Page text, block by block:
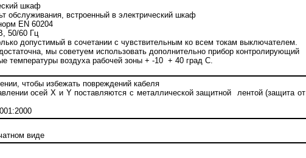
шкаф
обслуживания, встроенный в электрический шкаф
EN 60204
50/60 Гц
допустимый в сочетании с чувствительным ко всем токам выключателем.
мы советуем использовать дополнительно прибор контролирующий
температуры воздуха рабочей зоны + -10 + 40 град С.
чтобы избежать повреждений кабеля
осей Х и Y поставляются с металлической защитной лентой (защита от
виде